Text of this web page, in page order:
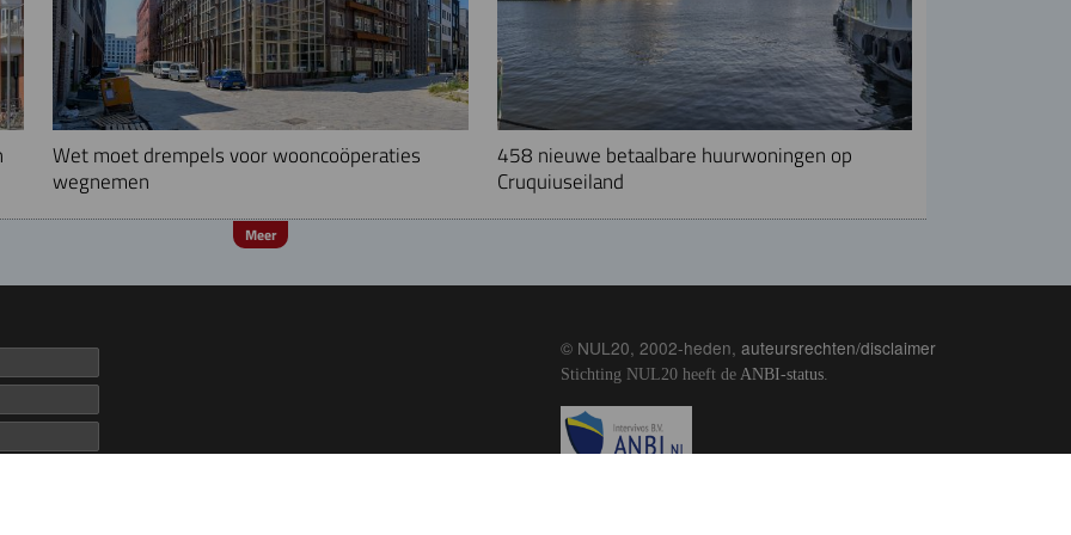
Wet moet drempels voor wooncoöperaties
wegnemen
458 nieuwe betaalbare huurwoningen op
Cruquiuseiland
Meer
© NUL20, 2002-heden, auteursrechten/disclaimer
Stichting NUL20 heeft de ANBI-status
Image